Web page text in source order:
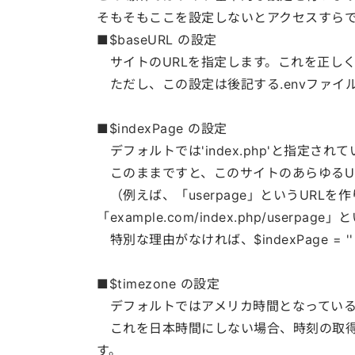
そもそもここを設定しないとアクセスすら
■$baseURL の設定
サイトのURLを指定します。これを正し
ただし、この設定は後記する.envファイ
■$indexPage の設定
デフォルトでは'index.php'と指定されて
このままですと、このサイトのあらゆる
（例えば、「userpage」というURLを作
「example.com/index.php/userpage」と
特別な理由がなければ、$indexPage = ''
■ $timezone の設定
デフォルトではアメリカ時間となってい
これを日本時間にしない場合、時刻の取
す。